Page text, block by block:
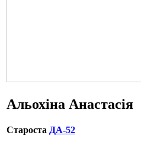
Альохіна Анастасія
Староста ДА-52